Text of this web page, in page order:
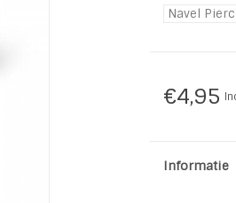
€4,95
Informatie